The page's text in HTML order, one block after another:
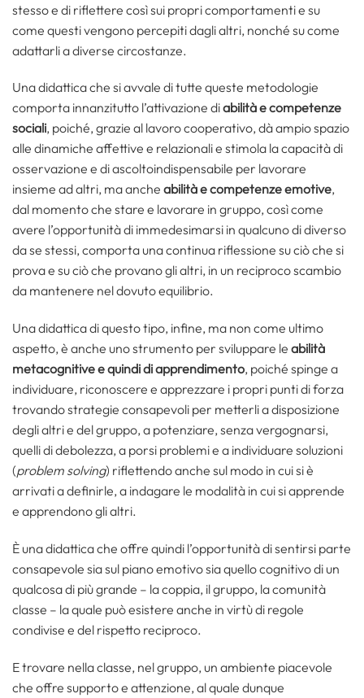
stesso e di riflettere così sui propri comportamenti e su
come questi vengono percepiti dagli altri, nonché su come
adattarli a diverse circostanze.
Una didattica che si avvale di tutte queste metodologie
comporta innanzitutto l’attivazione diabilità e competenze
sociali, poiché, grazie al lavoro cooperativo, dà ampio spazio
alle dinamiche affettive e relazionali e stimola la capacità di
osservazione e di ascoltoindispensabile per lavorare
insieme ad altri, ma anche abilità e competenze emotive,
dal momento che stare e lavorare in gruppo, così come
avere l’opportunità di immedesimarsi in qualcuno di diverso
da se stessi, comporta una continua riflessione su ciò che si
prova e su ciò che provano gli altri, in un reciproco scambio
da mantenere nel dovuto equilibrio.
Una didattica di questo tipo, infine, ma non come ultimo
aspetto, è anche uno strumento per sviluppare le abilità
metacognitive e quindi di apprendimento, poiché spinge a
individuare, riconoscere e apprezzare i propri punti di forza
trovando strategie consapevoli per metterli a disposizione
degli altri e del gruppo, a potenziare, senza vergognarsi,
quelli di debolezza, a porsi problemi e a individuare soluzioni
(problem solving) riflettendo anche sul modo in cui si è
arrivati a definirle, a indagare le modalità in cui si apprende
e apprendono gli altri.
È una didattica che offre quindi l’opportunità di sentirsi parte
consapevole sia sul piano emotivo sia quello cognitivo di un
qualcosa di più grande – la coppia, il gruppo, la comunità
classe – la quale può esistere anche in virtù di regole
condivise e del rispetto reciproco.
E trovare nella classe, nel gruppo, un ambiente piacevole
che offre supporto e attenzione, al quale dunque